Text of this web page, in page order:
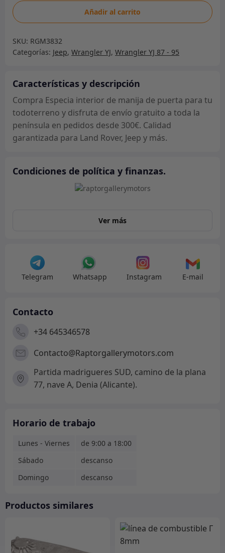
Especia
interior
manija
de
cantidad
Añadir al carrito
SKU: RGM3832
Categorías: Jeep, Wrangler YJ, Wrangler YJ 87 - 95
Características y descripción
Compra Especia interior de manija de puerta para tu
todoterreno y disfruta de envío gratuito a toda la
península en pedidos desde 300€. Calidad
garantizada para Land Rover, Jeep y más.
Condiciones de política y finanzas.
Ver más
Telegram Whatsapp Instagram E-mail
Contacto
+34 645346578
Contacto@Raptorgallerymotors.com
Partida madrigueres SUD, camino de la plana
77, nave A, Denia (Alicante).
Horario de trabajo
Lunes - Viernes
de 9:00 a 18:00
Sábado
descanso
Domingo
descanso
Productos similares